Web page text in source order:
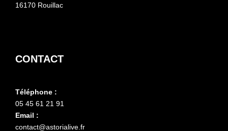
16170 Rouillac
CONTACT
Téléphone :
05 45 61 21 91
Email :
contact@astorialive.fr